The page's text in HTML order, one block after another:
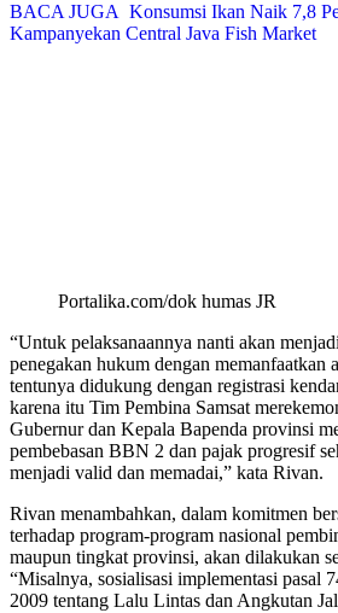
BACA JUGA Konsumsi Ikan Naik 7,8
Kampanyekan Central Java Fish Market
Portalika.com/dok humas JR
“Untuk pelaksanaannya nanti akan
penegakan hukum dengan
tentunya didukung dengan registrasi
karena itu Tim Pembina Samsat
Gubernur dan Kepala Bapenda provinsi
pembebasan BBN 2 dan pajak progresif
menjadi valid dan memadai,” kata Rivan.
Rivan menambahkan, dalam komitmen
terhadap program-program nasional
maupun tingkat provinsi, akan dilakukan
“Misalnya, sosialisasi implementasi pasal
2009 tentang Lalu Lintas dan Angkutan